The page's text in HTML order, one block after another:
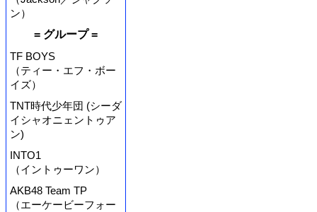
ン）
= グループ =
TF BOYS
（ティー・エフ・ボー
イズ）
TNT時代少年団 (シーダ
イシャオニェントゥア
ン)
INTO1
（イントゥーワン）
AKB48 Team TP
（エーケービーフォー